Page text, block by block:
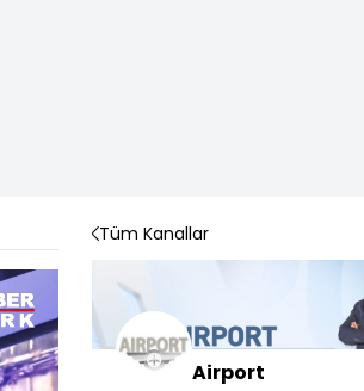
Tüm Kanallar
Airport